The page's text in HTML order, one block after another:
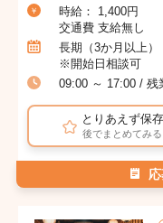
時給： 1,400円
交通費 支給無し
長期（3か月以上）
※開始日相談可
09:00 ～ 17:00 / 残
とりあえず保存
後でまとめてみる